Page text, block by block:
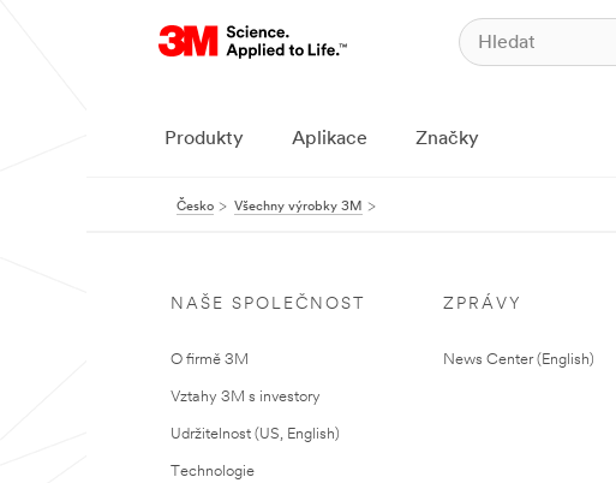
Produkty Aplikace Značky
Česko Všechny výrobky 3M
NAŠE SPOLEČNOST
O firmě 3M
Vztahy 3M s investory
Udržitelnost (US, English)
Technologie
ZPRÁVY
News Center (English)